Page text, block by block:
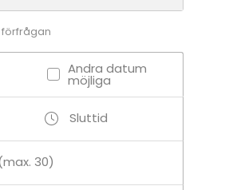
Andra datum
möjliga
Sluttid
30)